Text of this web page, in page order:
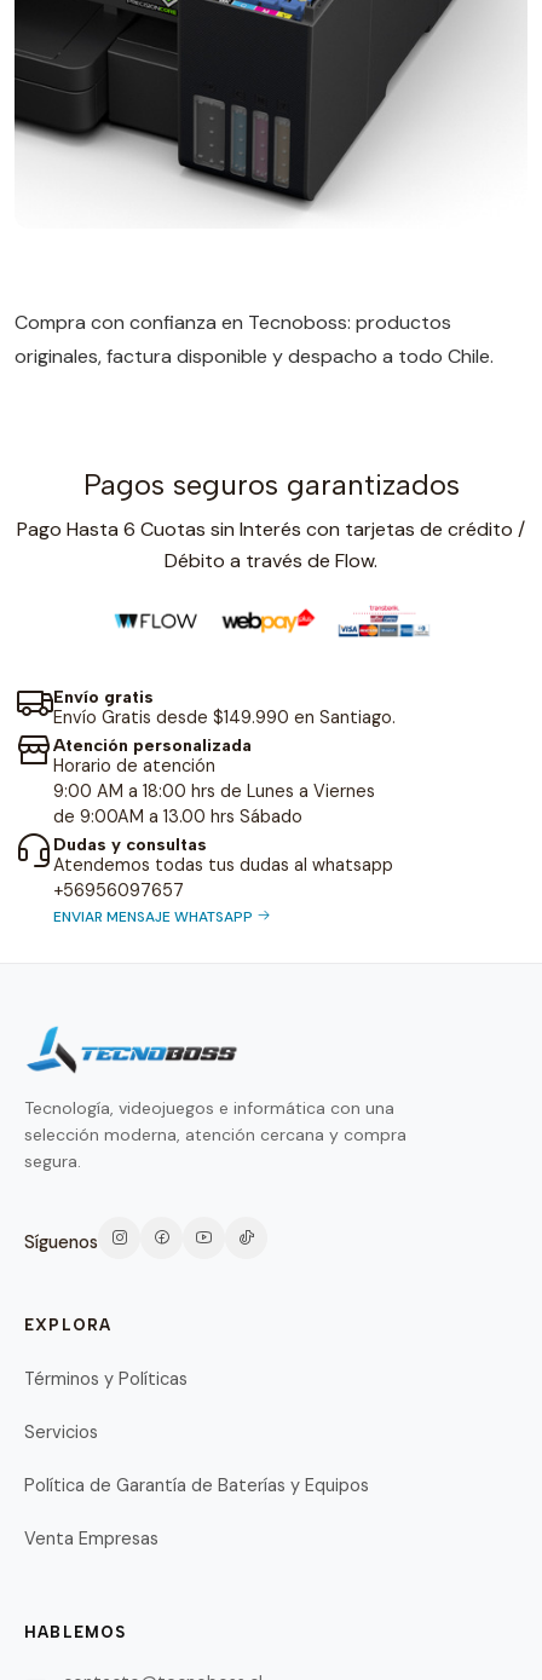
Compra con confianza en Tecnoboss: productos
originales, factura disponible y despacho a todo Chile.
Pagos seguros garantizados
Pago Hasta 6 Cuotas sin Interés con tarjetas de crédito /
Débito a través de Flow.
Envío gratis
Envío Gratis desde $149.990 en Santiago.
Atención personalizada
Horario de atención
9:00 AM a 18:00 hrs de Lunes a Viernes
de 9:00AM a 13.00 hrs Sábado
Dudas y consultas
Atendemos todas tus dudas al whatsapp
+56956097657
ENVIAR MENSAJE WHATSAPP
Tecnología, videojuegos e informática con una
selección moderna, atención cercana y compra
segura.
Síguenos
EXPLORA
Términos y Políticas
Servicios
Política de Garantía de Baterías y Equipos
Venta Empresas
HABLEMOS